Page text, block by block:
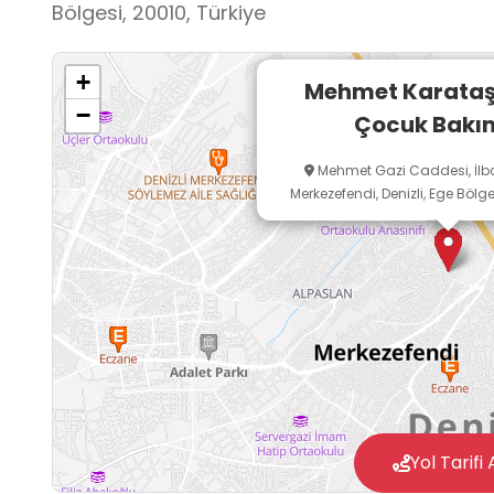
etkinlikleri ile okul dışı öğrenme ortamı
yönelik eğitim ortamlarının incelenmesi ve
değerlendirilmesi açısından eğitim amaçlı
ortamıdır.
Bölgesi, 20010, Türkiye
Mehmet
Çocuk
Mehmet Gazi Caddesi,
Merkezefendi, Denizli, Ege
+
−
Yol Tarifi